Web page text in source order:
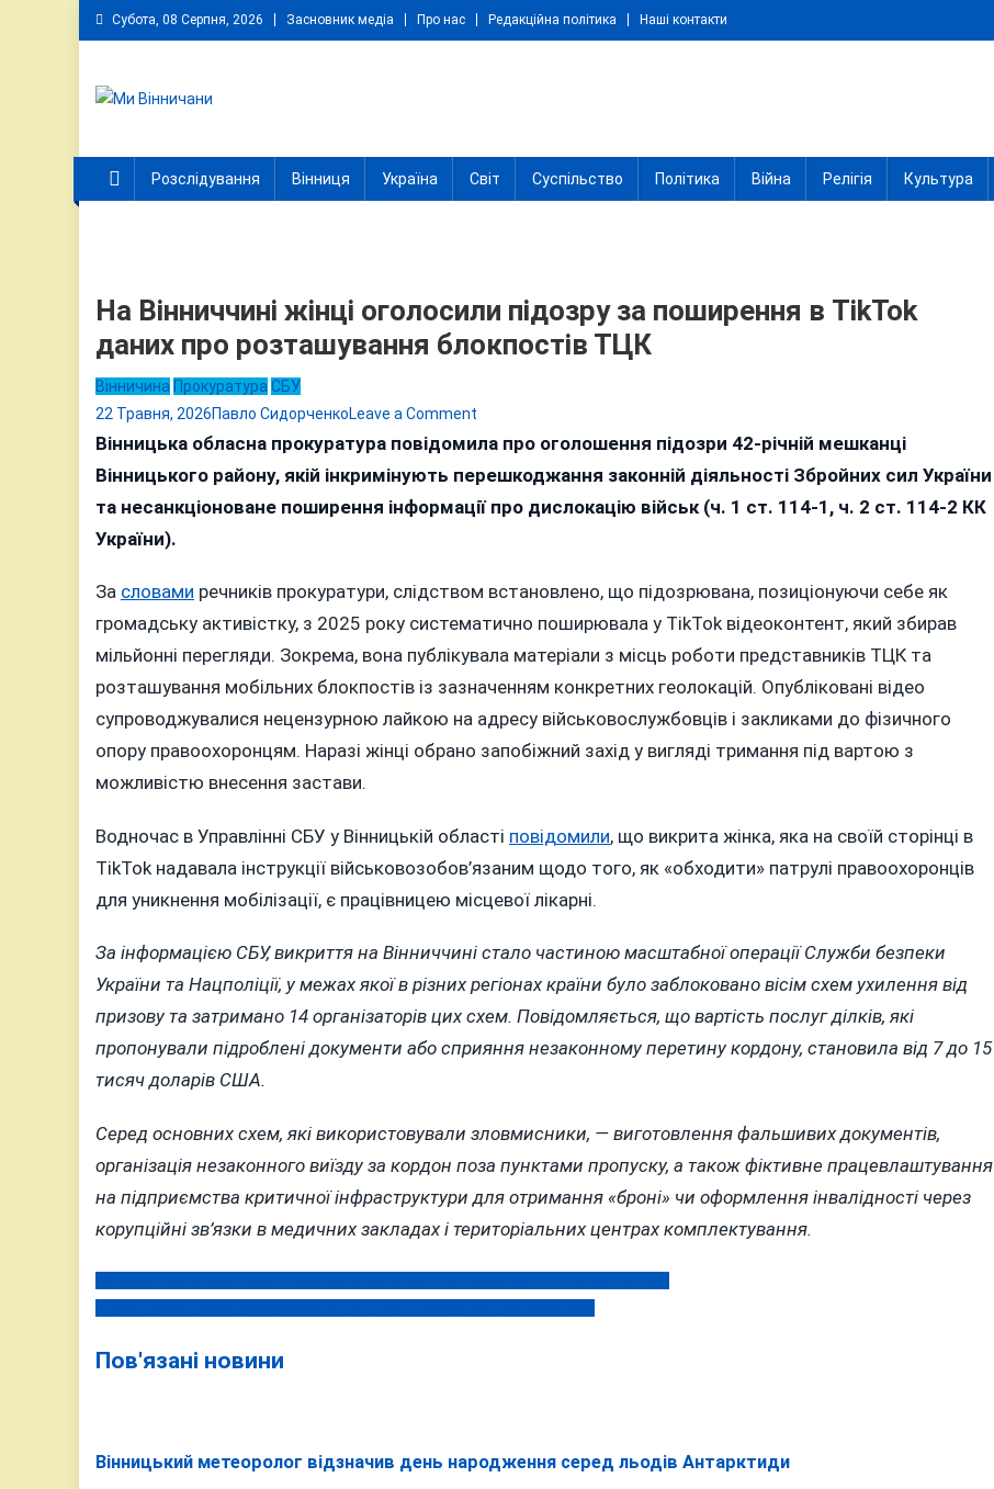
Skip
to
Субота, 08 Серпня, 2026 Засновник медіа Про нас Редакційна політика Наші контакти
Розслідування Вінниця Україна Світ Суспільство Політика Війна Релігія Культура
На Вінниччині жінці оголосили підозру за поширення в TikTok
даних про розташування блокпостів ТЦК
Вінничина Прокуратура СБУ
22 Травня, 2026Павло СидорченкоLeave a Comment
На
оголосили
в
TikTok
даних
про
розташування
Вінницька обласна прокуратура повідомила про оголошення підозри 42-річній мешканці
Вінницького району, якій інкримінують перешкоджання законній діяльності Збройних сил України
та несанкціоноване поширення інформації про дислокацію військ (ч. 1 ст. 114-1, ч. 2 ст. 114-2 КК
України).
За словами речників прокуратури, слідством встановлено, що підозрювана, позиціонуючи себе як
громадську активістку, з 2025 року систематично поширювала у TikTok відеоконтент, який збирав
мільйонні перегляди. Зокрема, вона публікувала матеріали з місць роботи представників ТЦК та
розташування мобільних блокпостів із зазначенням конкретних геолокацій. Опубліковані відео
супроводжувалися нецензурною лайкою на адресу військовослужбовців і закликами до фізичного
опору правоохоронцям. Наразі жінці обрано запобіжний захід у вигляді тримання під вартою з
можливістю внесення застави.
Водночас в Управлінні СБУ у Вінницькій області повідомили, що викрита жінка, яка на своїй сторінці в
TikTok надавала інструкції військовозобов’язаним щодо того, як «обходити» патрулі правоохоронців
для уникнення мобілізації, є працівницею місцевої лікарні.
За інформацією СБУ, викриття на Вінниччині стало частиною масштабної операції Служби безпеки
України та Нацполіції, у межах якої в різних регіонах країни було заблоковано вісім схем ухилення від
призову та затримано 14 організаторів цих схем. Повідомляється, що вартість послуг ділків, які
пропонували підроблені документи або сприяння незаконному перетину кордону, становила від 7 до 15
тисяч доларів США.
Серед основних схем, які використовували зловмисники, — виготовлення фальшивих документів,
організація незаконного виїзду за кордон поза пунктами пропуску, а також фіктивне працевлаштування
на підприємства критичної інфраструктури для отримання «броні» чи оформлення інвалідності через
корупційні зв’язки в медичних закладах і територіальних центрах комплектування.
Навігація
Пов'язані новини
Вінницький метеоролог відзначив день народження серед льодів Антарктиди